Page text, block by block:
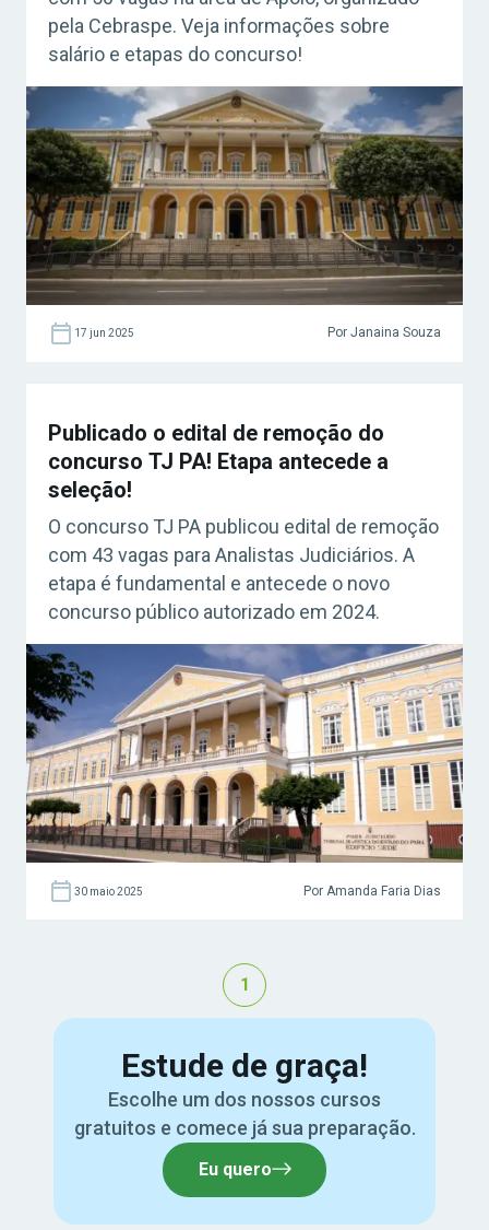
pela Cebraspe. Veja informações sobre
salário e etapas do concurso!
17 jun 2025 Por Janaina Souza
Publicado o edital de remoção do
concurso TJ PA! Etapa antecede a
seleção!
O concurso TJ PA publicou edital de remoção
com 43 vagas para Analistas Judiciários. A
etapa é fundamental e antecede o novo
concurso público autorizado em 2024.
30 maio 2025 Por Amanda Faria Dias
1
Estude de graça!
Escolhe um dos nossos cursos
gratuitos e comece já sua preparação.
Eu quero